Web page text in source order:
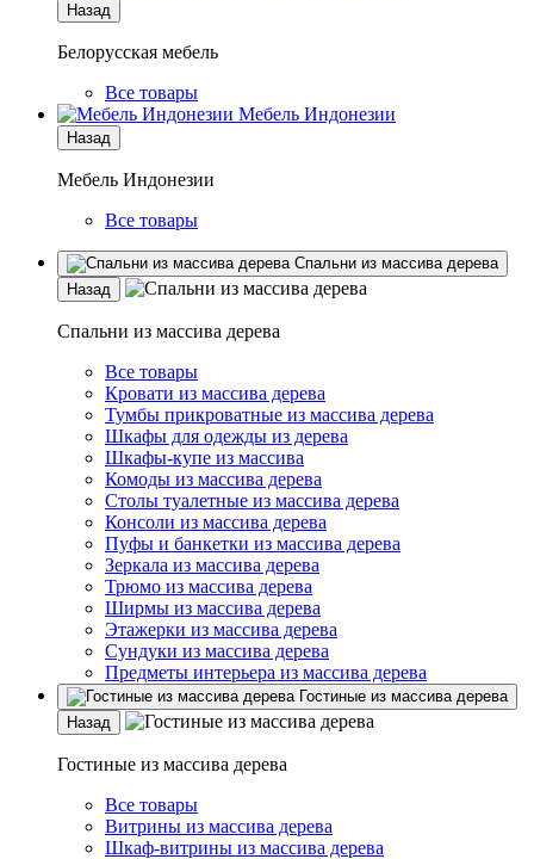
Назад
Белорусская мебель
Все товары
Мебель Индонезии
Назад
Мебель Индонезии
Все товары
Спальни из массива дерева
Назад
Спальни из массива дерева
Все товары
Кровати из массива дерева
Тумбы прикроватные из массива дерева
Шкафы для одежды из дерева
Шкафы-купе из массива
Комоды из массива дерева
Столы туалетные из массива дерева
Консоли из массива дерева
Пуфы и банкетки из массива дерева
Зеркала из массива дерева
Трюмо из массива дерева
Ширмы из массива дерева
Этажерки из массива дерева
Сундуки из массива дерева
Предметы интерьера из массива дерева
Гостиные из массива дерева
Назад
Гостиные из массива дерева
Все товары
Витрины из массива дерева
Шкаф-витрины из массива дерева